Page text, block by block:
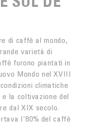
di caffè al mondo,
varietà di
furono piantati in
Mondo nel XVIII
climatiche
la coltivazione del
dal XIX secolo.
l'80% del caffè